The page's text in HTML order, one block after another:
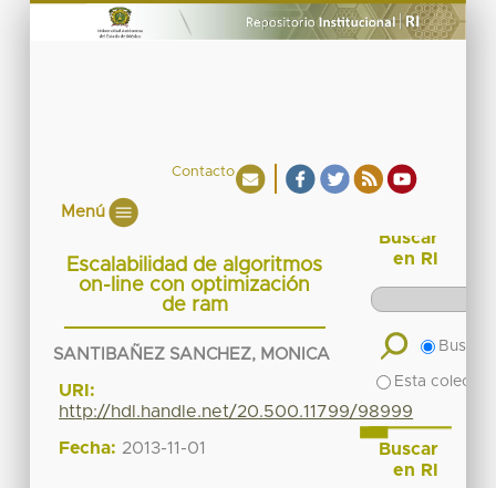
Contacto
Menú
Escalabilidad de algoritmos
on-line con optimización
de ram
SANTIBAÑEZ SANCHEZ, MONICA
URI:
http://hdl.handle.net/20.500.11799/98999
Fecha: 2013-11-01
Buscar
en RI
Buscar
Esta
Buscar
en RI